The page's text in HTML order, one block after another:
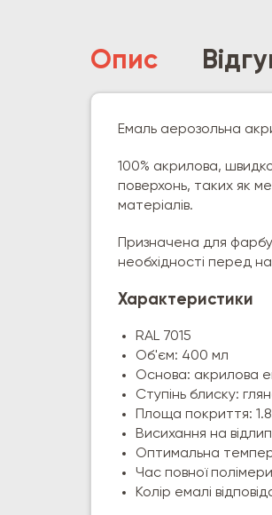
Опис
Емаль аерозольна
100% акрилова,
поверхонь, таких як
матеріалів.
Призначена для
необхідності перед
Характеристики
RAL 7015
Об'єм: 400 мл
Основа: акрилова
Ступінь блиску:
Площа покриття:
Висихання на
Оптимальна
Час повної
Колір емалі